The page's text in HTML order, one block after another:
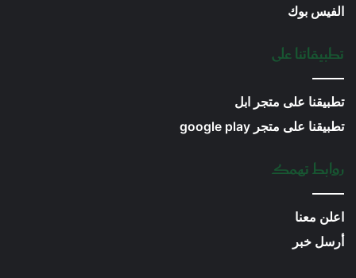
الفيس بوك
تطبيقاتنا على
تطبيقنا على متجر ابل
تطبيقنا على متجر google play
روابط تهمك
اعلن معنا
أرسل خبر